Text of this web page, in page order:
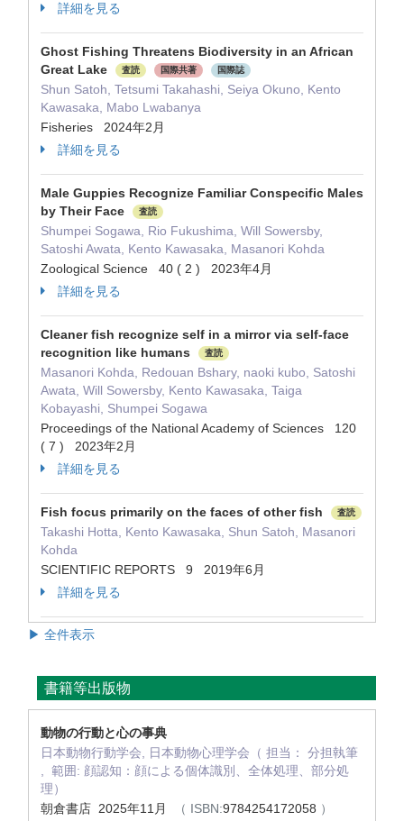
詳細を見る
Ghost Fishing Threatens Biodiversity in an African
Great Lake
査読 国際共著 国際誌
Shun Satoh, Tetsumi Takahashi, Seiya Okuno, Kento
Kawasaka, Mabo Lwabanya
Fisheries 2024年2月
詳細を見る
Male Guppies Recognize Familiar Conspecific Males
by Their Face
査読
Shumpei Sogawa, Rio Fukushima, Will Sowersby,
Satoshi Awata, Kento Kawasaka, Masanori Kohda
Zoological Science 40 ( 2 ) 2023年4月
詳細を見る
Cleaner fish recognize self in a mirror via self-face
recognition like humans
査読
Masanori Kohda, Redouan Bshary, naoki kubo, Satoshi
Awata, Will Sowersby, Kento Kawasaka, Taiga
Kobayashi, Shumpei Sogawa
Proceedings of the National Academy of Sciences 120
( 7 ) 2023年2月
詳細を見る
Fish focus primarily on the faces of other fish 査読
Takashi Hotta, Kento Kawasaka, Shun Satoh, Masanori
Kohda
SCIENTIFIC REPORTS 9 2019年6月
詳細を見る
▶ 全件表示
書籍等出版物
動物の行動と心の事典
日本動物行動学会, 日本動物心理学会（ 担当： 分担執筆
, 範囲: 顔認知：顔による個体識別、全体処理、部分処
理）
朝倉書店 2025年11月
（ ISBN:9784254172058 ）